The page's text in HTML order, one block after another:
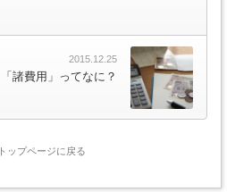
2015.12.25
「諸費用」ってなに？
トップページに戻る